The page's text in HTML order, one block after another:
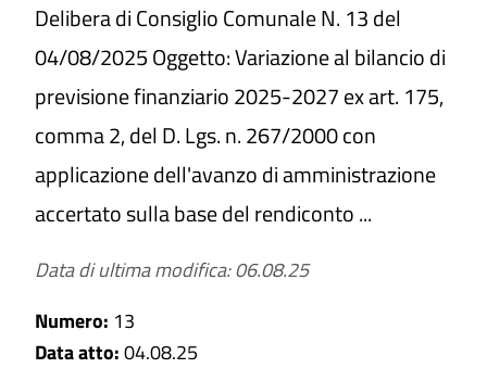
Delibera di Consiglio Comunale N. 13 del
04/08/2025 Oggetto: Variazione al bilancio di
previsione finanziario 2025-2027 ex art. 175,
comma 2, del D. Lgs. n. 267/2000 con
applicazione dell'avanzo di amministrazione
accertato sulla base del rendiconto ...
Data di ultima modifica: 06.08.25
Numero: 13
Data atto:04.08.25